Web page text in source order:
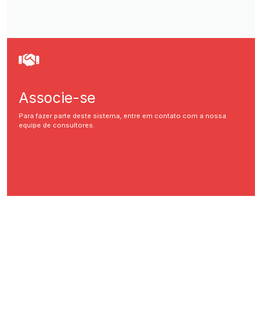
Associe-se
Para fazer parte deste sistema, entre em contato com a nossa
equipe de consultores.